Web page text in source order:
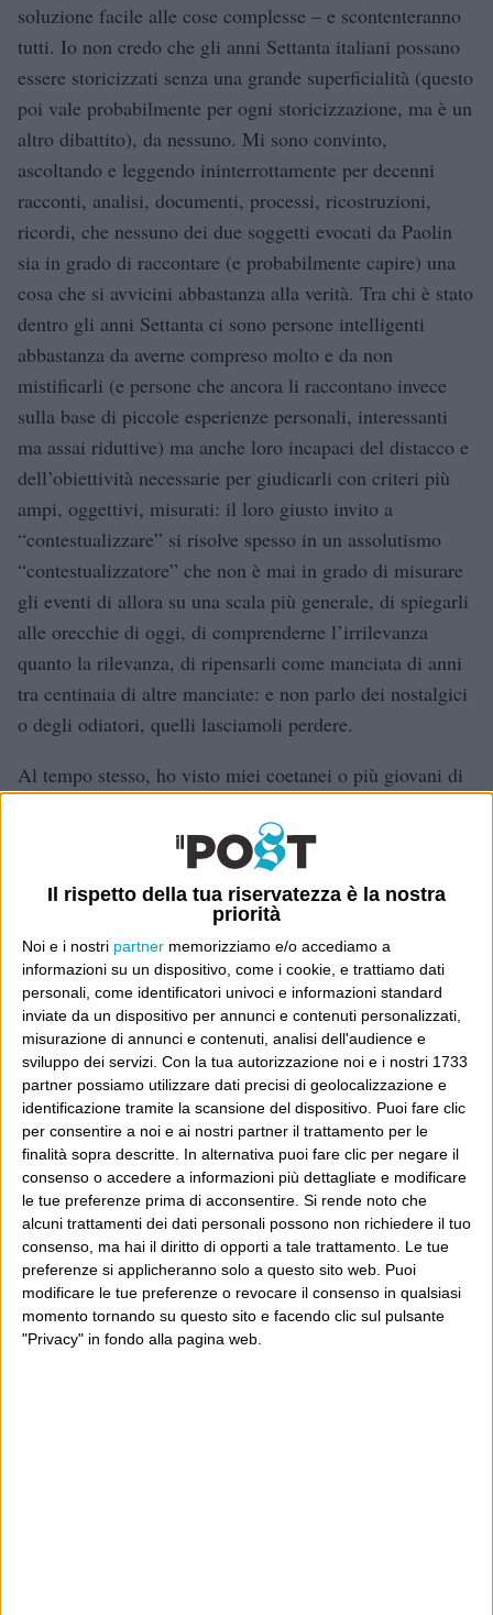
Il rispetto della tua riservatezza è la nostra
priorità
Noi e i nostri partner memorizziamo e/o accediamo a
informazioni su un dispositivo, come i cookie, e trattiamo dati
personali, come identificatori univoci e informazioni standard
inviate da un dispositivo per annunci e contenuti personalizzati,
misurazione di annunci e contenuti, analisi dell'audience e
sviluppo dei servizi. Con la tua autorizzazione noi e i nostri 1733
partner possiamo utilizzare dati precisi di geolocalizzazione e
identificazione tramite la scansione del dispositivo. Puoi fare clic
per consentire a noi e ai nostri partner il trattamento per le
finalità sopra descritte. In alternativa puoi fare clic per negare il
consenso o accedere a informazioni più dettagliate e modificare
le tue preferenze prima di acconsentire. Si rende noto che
alcuni trattamenti dei dati personali possono non richiedere il tuo
consenso, ma hai il diritto di opporti a tale trattamento. Le tue
preferenze si applicheranno solo a questo sito web. Puoi
modificare le tue preferenze o revocare il consenso in qualsiasi
momento tornando su questo sito e facendo clic sul pulsante
"Privacy" in fondo alla pagina web.
soluzione facile alle cose complesse – e scontenteranno
tutti. Io non credo che gli anni Settanta italiani possano
essere storicizzati senza una grande superficialità (questo
poi vale probabilmente per ogni storicizzazione, ma è un
altro dibattito), da nessuno. Mi sono convinto,
ascoltando e leggendo ininterrottamente per decenni
racconti, analisi, documenti, processi, ricostruzioni,
ricordi, che nessuno dei due soggetti evocati da Paolin
sia in grado di raccontare (e probabilmente capire) una
cosa che si avvicini abbastanza alla verità. Tra chi è stato
dentro gli anni Settanta ci sono persone intelligenti
abbastanza da averne compreso molto e da non
mistificarli (e persone che ancora li raccontano invece
sulla base di piccole esperienze personali, interessanti
ma assai riduttive) ma anche loro incapaci del distacco e
dell’obiettività necessarie per giudicarli con criteri più
ampi, oggettivi, misurati: il loro giusto invito a
“contestualizzare” si risolve spesso in un assolutismo
“contestualizzatore” che non è mai in grado di misurare
gli eventi di allora su una scala più generale, di spiegarli
alle orecchie di oggi, di comprenderne l’irrilevanza
quanto la rilevanza, di ripensarli come manciata di anni
tra centinaia di altre manciate: e non parlo dei nostalgici
o degli odiatori, quelli lasciamoli perdere.
Al tempo stesso, ho visto miei coetanei o più giovani di
quel periodo e provare a raccontarlo: ma in questo caso
gravati da cliché e schematismi, oppure da
innamoramenti e distanze enormi. Come se studiassero il
medioevo, oppure le stagioni di Lost. Senza riuscire mai
a capire come era, come era da dentro, se non
collocando tutto in dinamiche letterarie prevedibili, a
volte anche fondate ma nella maggior parte dei casi
superficiali. Senza esserci stati, insomma: figli per forza
di altre metriche.
La riflessione mi interessa perché credo la si possa
estendere a molti altri contesti: nativi e tardivi digitali,
per esempio. E che sia una buona lezione per le
eccessive pretese di incasellamento e semplificazione
degli eventi: c’è sempre qualcosa che non avremo capito,
e quel qualcosa sarà importante. E “i conti con quel
passato” si chiudono – si sono già chiusi, per la maggior
parte di noi – da soli, inevitabilmente: lasciandoci,